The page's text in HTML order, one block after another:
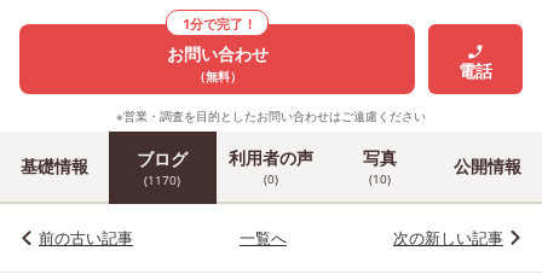
1分で完了！
お問い合わせ
（無料） 電話
※営業・調査を目的としたお問い合わせはご遠慮ください
基礎情報 ブログ
(1170)
利用者の声
(0)
写真
(10)
公開情報
前の古い記事 一覧へ 次の新しい記事